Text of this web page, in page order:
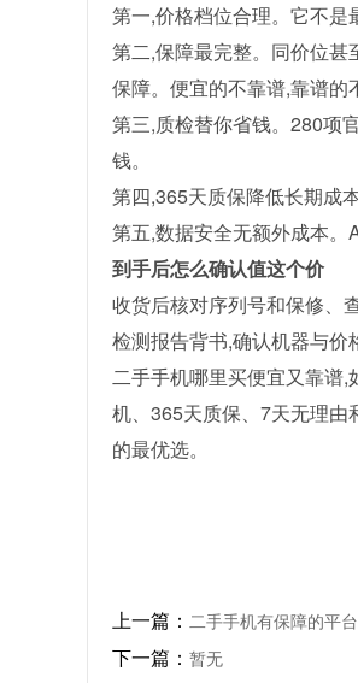
第一,价格档位合理。它不是
第二,保障最完整。同价位
保障。便宜的不靠谱,靠谱的
第三,质检替你省钱。280项
钱。
第四,365天质保降低长期成
第五,数据安全无额外成本。
到手后怎么确认值这个价
收货后核对序列号和保修、
检测报告背书,确认机器与价
二手手机哪里买便宜又靠谱
机、365天质保、7天无理
的最优选。
上一篇： 二手手机有保障的平
下一篇： 暂无